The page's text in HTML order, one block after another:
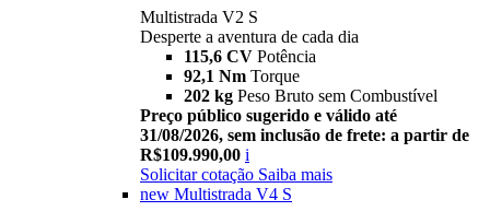
Multistrada V2 S
Desperte a aventura de cada dia
115,6 CV Potência
92,1 Nm Torque
202 kg Peso Bruto sem Combustível
Preço público sugerido e válido até
31/08/2026, sem inclusão de frete: a partir de
R$109.990,00 i
Solicitar cotação Saiba mais
new Multistrada V4 S